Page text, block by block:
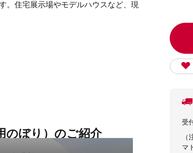
。住宅展示場やモデルハウスなど、現
のぼり）のご紹介
受
マ